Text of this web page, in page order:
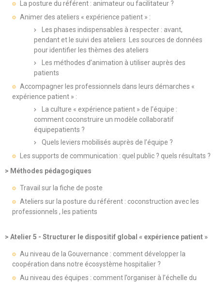
La posture du référent : animateur ou facilitateur ?
Animer des ateliers « expérience patient » :
Les phases indispensables à respecter : avant,
pendant et le suivi des ateliers Les sources de données
pour identifier les thèmes des ateliers
Les méthodes d’animation à utiliser auprès des
patients
Accompagner les professionnels dans leurs démarches «
expérience patient » :
La culture « expérience patient » de l’équipe :
comment coconstruire un modèle collaboratif
équipepatients ?
Quels leviers mobilisés auprès de l’équipe ?
Les supports de communication : quel public ? quels résultats ?
> Méthodes pédagogiques
Travail sur la fiche de poste
Ateliers sur la posture du référent : coconstruction avec les
professionnels , les patients
> Atelier 5 - Structurer le dispositif global « expérience patient »
Au niveau de la Gouvernance : comment développer la
coopération dans notre écosystème hospitalier ?
Au niveau des équipes : comment l’organiser à l’échelle du